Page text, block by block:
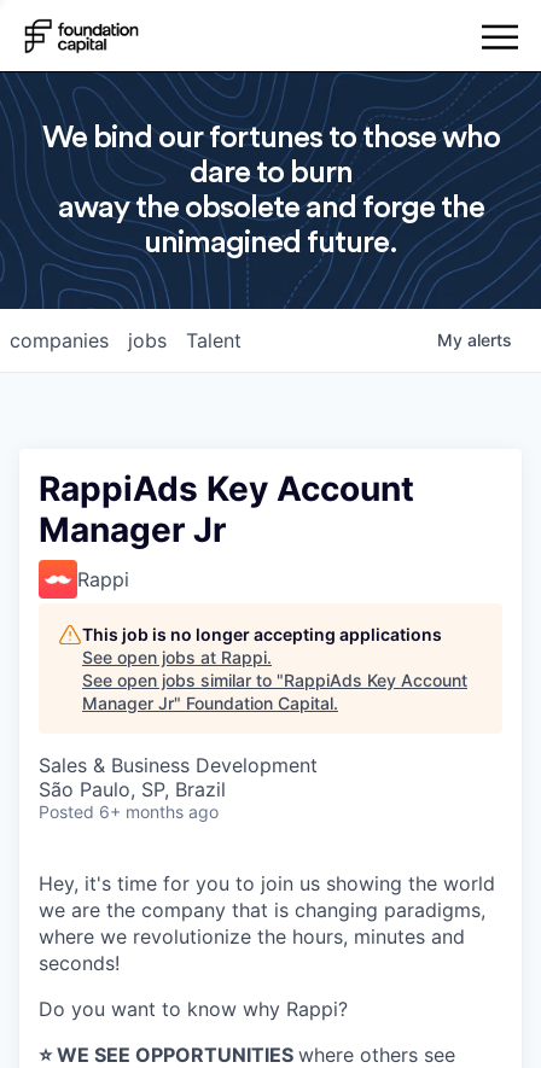
We bind our fortunes to those who
dare to burn
away the obsolete and forge the
unimagined future.
jobs
companies Talent My alerts
RappiAds Key Account
Manager Jr
Rappi
This job is no longer accepting applications
See open jobs at Rappi.
See open jobs similar to "RappiAds Key Account
Manager Jr" Foundation Capital.
Sales & Business Development
São Paulo, SP, Brazil
Posted 6+ months ago
Hey, it's time for you to join us showing the world
we are the company that is changing paradigms,
where we revolutionize the hours, minutes and
seconds!
Do you want to know why Rappi?
⭐️ WE SEE OPPORTUNITIES where others see